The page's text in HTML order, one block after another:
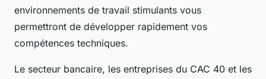
environnements de travail stimulants vous
permettront de développer rapidement vos
compétences techniques.
Le secteur bancaire, les entreprises du CAC 40 et les